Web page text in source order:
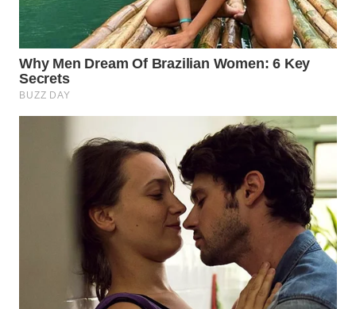
PORTAL
KONSUMEN
FORWAMKI
ALPERKLINAS
SITUNGIR